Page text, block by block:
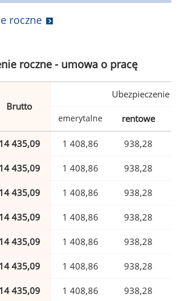
roczne
roczne - umowa o pracę
Brutto
Ubezpieczenie
emerytalne rentowe
14 435,09 1 408,86 938,28
14 435,09 1 408,86 938,28
14 435,09 1 408,86 938,28
14 435,09 1 408,86 938,28
14 435,09 1 408,86 938,28
14 435,09 1 408,86 938,28
14 435,09 1 408,86 938,28